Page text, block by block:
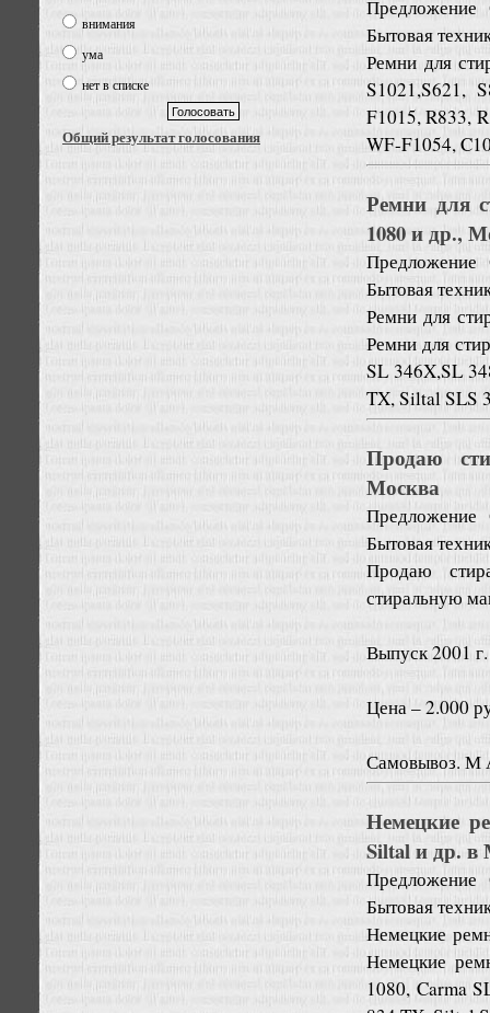
внимания
ума
нет в списке
Общий результат голосования
Предложение
Бытовая
Ремни для
S1021,S621,
F1015, R833,
WF-F1054,
Ремни для
1080 и др.,
Предложение
Бытовая
Ремни для
Ремни для
SL 346X,SL
TX, Siltal SLS
Продаю
Москва
Предложение
Бытовая
Продаю
стиральную
Выпуск 2001 г.
Цена – 2.000
Самовывоз. М
Немецкие
Siltal и др. в
Предложение
Бытовая
Немецкие
Немецкие
1080, Carma